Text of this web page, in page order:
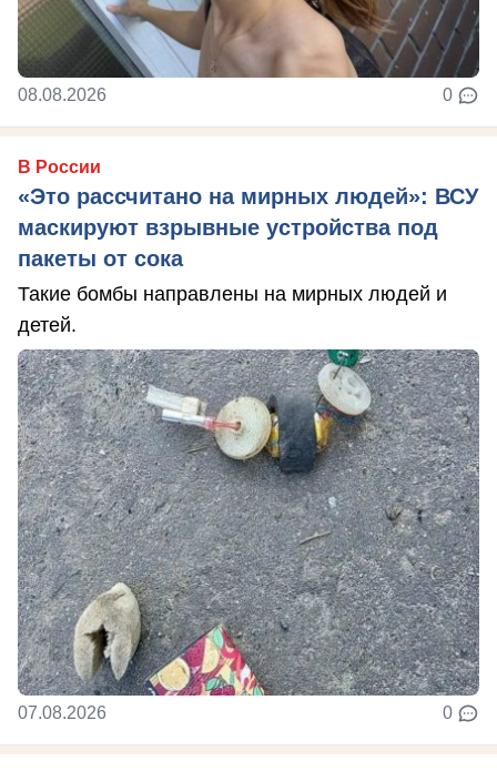
08.08.2026 0
В России
«Это рассчитано на мирных людей»: ВСУ
маскируют взрывные устройства под
пакеты от сока
Такие бомбы направлены на мирных людей и
детей.
07.08.2026 0